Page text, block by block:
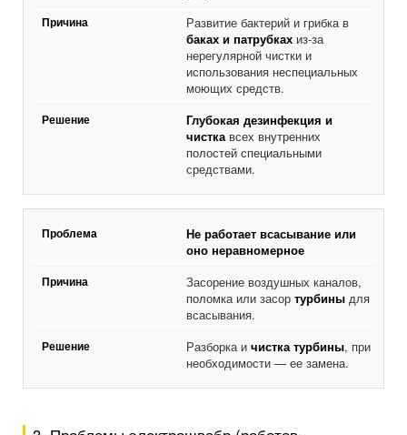
Развитие бактерий и грибка в
баках и патрубках из-за
нерегулярной чистки и
использования неспециальных
моющих средств.
Глубокая дезинфекция и
чистка всех внутренних
полостей специальными
средствами.
Не работает всасывание или
оно неравномерное
Засорение воздушных каналов,
поломка или засортурбины для
всасывания.
Разборка ичистка турбины, при
необходимости — ее замена.